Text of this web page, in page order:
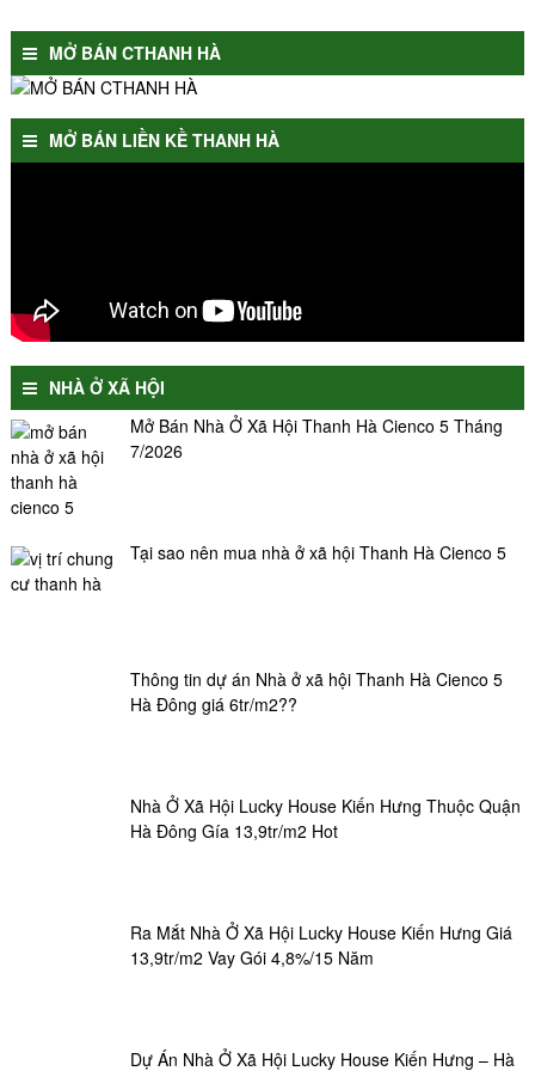
MỞ BÁN CTHANH HÀ
MỞ BÁN LIỀN KỀ THANH HÀ
NHÀ Ở XÃ HỘI
Mở Bán Nhà Ở Xã Hội Thanh Hà Cienco 5 Tháng
7/2026
Tại sao nên mua nhà ở xã hội Thanh Hà Cienco 5
Thông tin dự án Nhà ở xã hội Thanh Hà Cienco 5
Hà Đông giá 6tr/m2??
Nhà Ở Xã Hội Lucky House Kiến Hưng Thuộc Quận
Hà Đông Gía 13,9tr/m2 Hot
Ra Mắt Nhà Ở Xã Hội Lucky House Kiến Hưng Giá
13,9tr/m2 Vay Gói 4,8%/15 Năm
Dự Án Nhà Ở Xã Hội Lucky House Kiến Hưng – Hà